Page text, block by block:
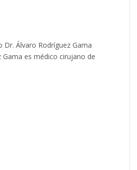
Álvaro Rodríguez Gama
Gama es médico cirujano de